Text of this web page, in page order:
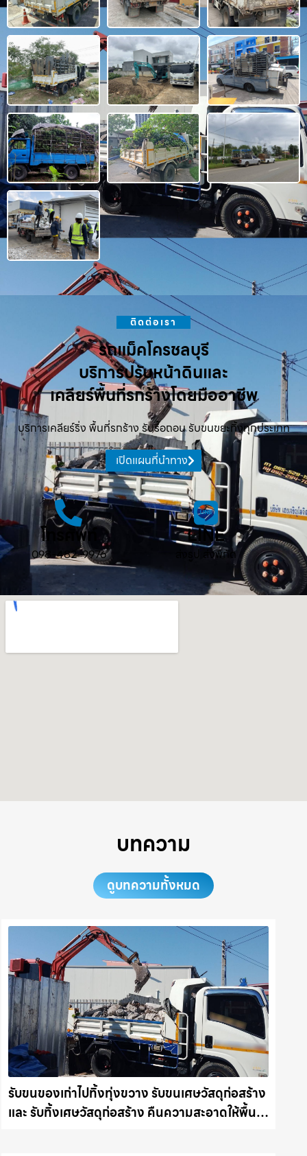
ติดต่อเรา
รถแม็คโครชลบุรี
บริการปรับหน้าดินและ
เคลียร์พื้นที่รกร้างโดยมืออาชีพ
บริการเคลียร์ริ่ง พื้นที่รกร้าง รับรื้อถอน รับขนขยะทิ้งทุกประเภท
เปิดแผนที่นำทาง
โทรศัพท์
098-482-9976
LINE
ส่งรูป ส่งพิกัด
บทความ
ดูบทความทั้งหมด
รับขนของเก่าไปทิ้งทุ่งขวาง รับขนเศษวัสดุก่อสร้าง
และ รับทิ้งเศษวัสดุก่อสร้าง คืนความสะอาดให้พื้นที่